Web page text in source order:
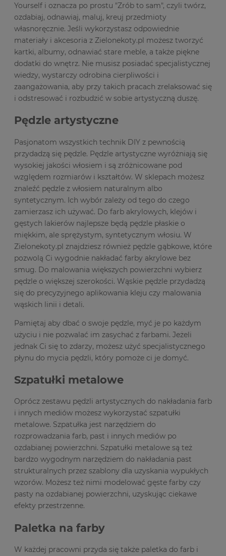
Yourself i oznacza po prostu "Zrób to sam", czyli twórz,
ozdabiaj, odnawiaj, maluj, kreuj przedmioty
własnoręcznie. Jeśli wykorzystasz odpowiednie
materiały i akcesoria z Zielonekoty.pl możesz tworzyć
kartki, albumy, odnawiać stare meble, a także piękne
dodatki do wnętrz. Nie musisz posiadać specjalistycznej
wiedzy, wystarczy odrobina cierpliwości i
zaangażowania, aby przy takich pracach zrelaksować się
i odstresować i rozbudzić w sobie artystyczną duszę.
Pędzle artystyczne
Pasjonatom wszystkich technik DIY z pewnością
przydadzą się pędzle. Pędzle artystyczne wyróżniają się
wysokiej jakości włosiem i są zróżnicowane pod
względem rozmiarów i kształtów. W sklepach możesz
znaleźć pędzle z włosiem naturalnym albo
syntetycznym. Ich wybór zależy od tego do czego
zamierzasz ich używać. Do farb akrylowych, klejów i
gęstych lakierów najlepsze będą pędzle płaskie o
miękkim, ale sprężystym, syntetycznym włosiu. W
Zielonekoty.pl znajdziesz również pędzle gąbkowe, które
pozwolą Ci wygodnie nakładać farby akrylowe bez
smug. Do malowania większych powierzchni wybierz
pędzle o większej szerokości. Wąskie pędzle przydadzą
się do precyzyjnego aplikowania kleju czy malowania
wąskich linii i detali.
Pamiętaj aby dbać o swoje pędzle, myć je po każdym
użyciu i nie pozwalać im zasychać z farbami. Jeżeli
jednak Ci się to zdarzy, możesz użyć specjalistycznego
płynu do mycia pędzli, który pomoże ci je domyć.
Szpatułki metalowe
Oprócz zestawu pędzli artystycznych do nakładania farb
i innych mediów możesz wykorzystać szpatułki
metalowe. Szpatułka jest narzędziem do
rozprowadzania farb, past i innych mediów po
ozdabianej powierzchni. Szpatułki metalowe są też
bardzo wygodnym narzędziem do nakładania past
strukturalnych przez szablony dla uzyskania wypukłych
wzorów. Możesz też nimi modelować gęste farby czy
pasty na ozdabianej powierzchni, uzyskując ciekawe
efekty przestrzenne.
Paletka na farby
W każdej pracowni przyda się także paletka do farb i